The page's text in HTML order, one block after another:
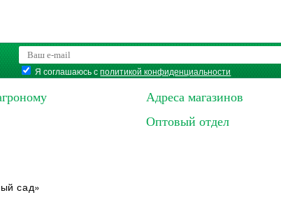
Я соглашаюсь сполитикой конфиденциальности
Адреса магазинов
Оптовый отдел
сад»